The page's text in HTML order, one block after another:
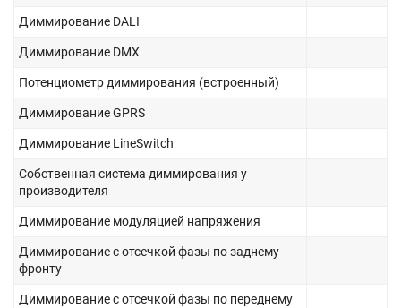
Диммирование DALI
Диммирование DMX
Потенциометр диммирования (встроенный)
Диммирование GPRS
Диммирование LineSwitch
Собственная система диммирования у
производителя
Диммирование модуляцией напряжения
Диммирование с отсечкой фазы по заднему
фронту
Диммирование с отсечкой фазы по переднему